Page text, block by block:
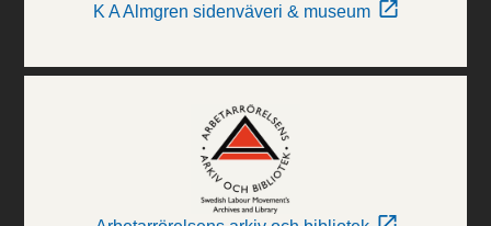
K A Almgren sidenväveri & museum